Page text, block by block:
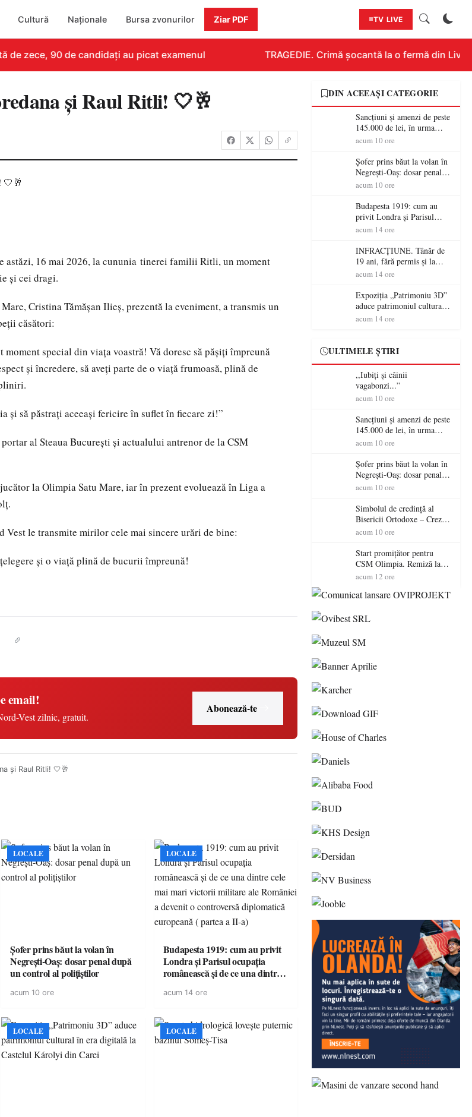
Cultură Naționale Bursa zvonurilor Ziar PDF TV LIVE
zece, 90 de candidați au picat examenul TRAGEDIE. Crimă șocantă la o fermă din
și Raul Ritli! 🤍🥂
astăzi, 16 mai 2026, la cununia tinerei familii Ritli, un moment
și cei dragi.
Cristina Tămășan Ilieș, prezentă la eveniment, a transmis un
căsători:
special din viața voastră! Vă doresc să pășiți împreună
și încredere, să aveți parte de o viață frumoasă, plină de
și să păstrați aceeași fericire în suflet în fiecare zi!”
al Steaua București și actualului antrenor de la CSM
la Olimpia Satu Mare, iar în prezent evoluează în Liga a
Vest le transmite mirilor cele mai sincere urări de bine:
și o viață plină de bucurii împreună!
email!
Vest zilnic, gratuit.
Abonează-te
și Raul Ritli! 🤍🥂
LOCALE
Șofer prins băut la volan în
Negrești-Oaș: dosar penal după
un control al polițiștilor
acum 10 ore
LOCALE
Budapesta 1919: cum au privit
Londra și Parisul ocupația
românească și de ce una dintre
României a devenit o
europeană ( partea a II-a)
acum 14 ore
LOCALE LOCALE
DIN ACEEAȘI CATEGORIE
Sancțiuni și amenzi de peste
145.000 de lei, în urma
acțiunilor polițiștilor
acum 10 ore
Șofer prins băut la volan în
Negrești-Oaș: dosar penal
după un control al
acum 10 ore
Budapesta 1919: cum au
privit Londra și Parisul
ocupația românească și de ce
victorii militare ale
României a devenit o
controversă diplomatică
europeană ( partea a II-a)
acum 14 ore
INFRACȚIUNE. Tânăr de
19 ani, fără permis și la
volanul unei autoutilitare
acum 14 ore
Expoziția „Patrimoniu 3D”
aduce patrimoniul cultural
în era digitală la Castelul
acum 14 ore
ULTIMELE ȘTIRI
,,Iubiți și câinii
vagabonzi...”
acum 10 ore
Sancțiuni și amenzi de peste
145.000 de lei, în urma
acțiunilor polițiștilor
acum 10 ore
Șofer prins băut la volan în
Negrești-Oaș: dosar penal
după un control al
acum 10 ore
Simbolul de credinţă al
Bisericii Ortodoxe – Crezul
(3)
acum 10 ore
Start promițător pentru
CSM Olimpia. Remiză la
Dumbrăvița în debutul
acum 12 ore